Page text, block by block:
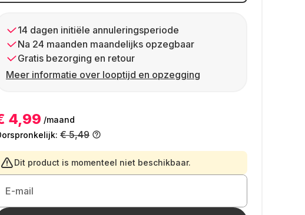
14 dagen initiële annuleringsperiode
Na 24 maanden maandelijks opzegbaar
Gratis bezorging en retour
Meer informatie over looptijd en opzegging
4,99 /maand
€ 5,49
Dit product is momenteel niet beschikbaar.
E-mail